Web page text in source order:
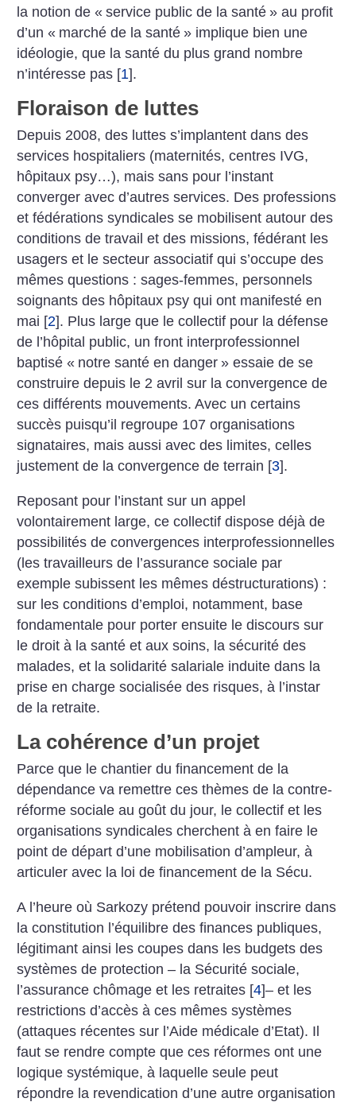
la notion de « service public de la santé » au profit
d’un « marché de la santé » implique bien une
idéologie, que la santé du plus grand nombre
n’intéresse pas [1].
Floraison de luttes
Depuis 2008, des luttes s’implantent dans des
services hospitaliers (maternités, centres IVG,
hôpitaux psy…), mais sans pour l’instant
converger avec d’autres services. Des professions
et fédérations syndicales se mobilisent autour des
conditions de travail et des missions, fédérant les
usagers et le secteur associatif qui s’occupe des
mêmes questions : sages-femmes, personnels
soignants des hôpitaux psy qui ont manifesté en
mai [2]. Plus large que le collectif pour la défense
de l’hôpital public, un front interprofessionnel
baptisé « notre santé en danger » essaie de se
construire depuis le 2 avril sur la convergence de
ces différents mouvements. Avec un certains
succès puisqu’il regroupe 107 organisations
signataires, mais aussi avec des limites, celles
justement de la convergence de terrain [3].
Reposant pour l’instant sur un appel
volontairement large, ce collectif dispose déjà de
possibilités de convergences interprofessionnelles
(les travailleurs de l’assurance sociale par
exemple subissent les mêmes déstructurations) :
sur les conditions d’emploi, notamment, base
fondamentale pour porter ensuite le discours sur
le droit à la santé et aux soins, la sécurité des
malades, et la solidarité salariale induite dans la
prise en charge socialisée des risques, à l’instar
de la retraite.
La cohérence d’un projet
Parce que le chantier du financement de la
dépendance va remettre ces thèmes de la contre-
réforme sociale au goût du jour, le collectif et les
organisations syndicales cherchent à en faire le
point de départ d’une mobilisation d’ampleur, à
articuler avec la loi de financement de la Sécu.
A l’heure où Sarkozy prétend pouvoir inscrire dans
la constitution l’équilibre des finances publiques,
légitimant ainsi les coupes dans les budgets des
systèmes de protection – la Sécurité sociale,
l’assurance chômage et les retraites [4]– et les
restrictions d’accès à ces mêmes systèmes
(attaques récentes sur l’Aide médicale d’Etat). Il
faut se rendre compte que ces réformes ont une
logique systémique, à laquelle seule peut
répondre la revendication d’une autre organisation